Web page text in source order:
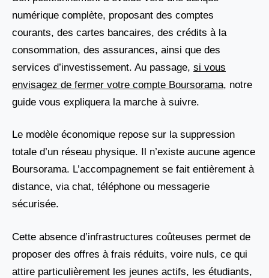
numérique complète, proposant des comptes
courants, des cartes bancaires, des crédits à la
consommation, des assurances, ainsi que des
services d’investissement. Au passage, si vous
envisagez de fermer votre compte Boursorama, notre
guide vous expliquera la marche à suivre.
Le modèle économique repose sur la suppression
totale d’un réseau physique. Il n’existe aucune agence
Boursorama. L’accompagnement se fait entièrement à
distance, via chat, téléphone ou messagerie
sécurisée.
Cette absence d’infrastructures coûteuses permet de
proposer des offres à frais réduits, voire nuls, ce qui
attire particulièrement les jeunes actifs, les étudiants,